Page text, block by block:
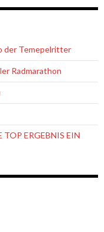
der Temepelritter
Radmarathon
TOP ERGEBNIS EIN